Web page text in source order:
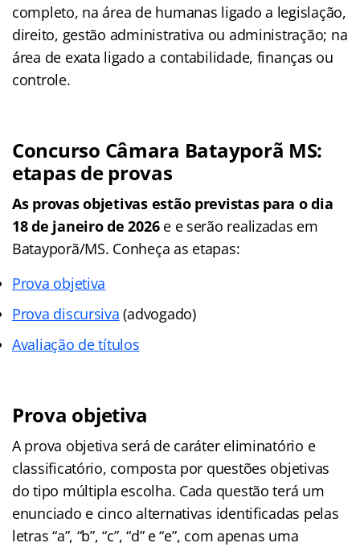
completo, na área de humanas ligado a legislação,
direito, gestão administrativa ou administração; na
área de exata ligado a contabilidade, finanças ou
controle.
Concurso Câmara Batayporã MS:
etapas de provas
As provas objetivas estão previstas para o dia
18 de janeiro de 2026e e serão realizadas em
Batayporã/MS. Conheça as etapas:
Prova objetiva
Prova discursiva (advogado)
Avaliação de títulos
Prova objetiva
A prova objetiva será de caráter eliminatório e
classificatório, composta por questões objetivas
do tipo múltipla escolha. Cada questão terá um
enunciado e cinco alternativas identificadas pelas
letras “a”, “b”, “c”, “d” e “e”, com apenas uma